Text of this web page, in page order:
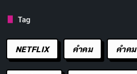
Tag
NETFLIX คำคม คําคม